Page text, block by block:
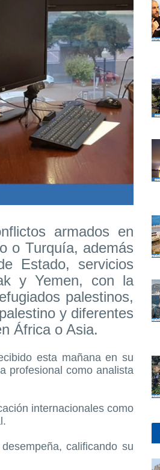
armados en
o Turquía, además
Estado, servicios
y Yemen, con la
palestinos,
y diferentes
África o Asia.
esta mañana en su
profesional como analista
internacionales como
calificando su